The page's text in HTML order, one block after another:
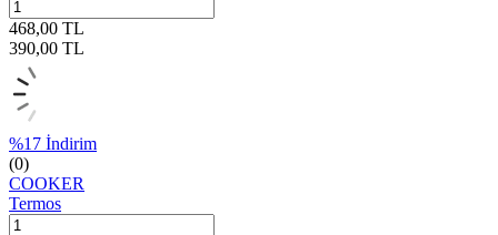
468,00 TL
390,00 TL
%17 İndirim
(0)
COOKER
Termos